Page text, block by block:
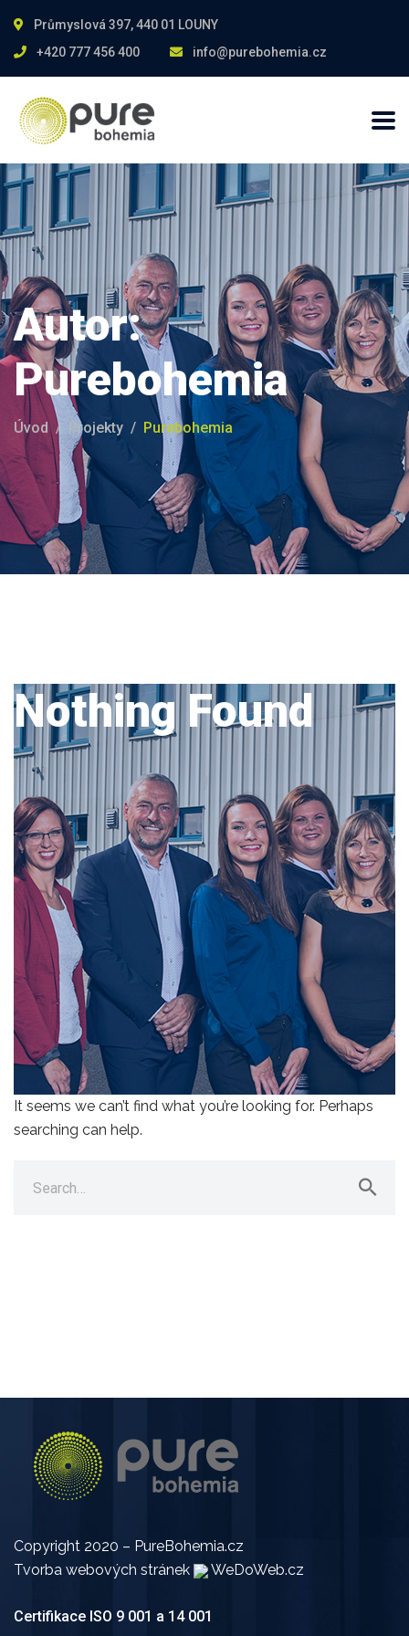
Průmyslová 397, 440 01 LOUNY
+420 777 456 400
info@purebohemia.cz
Autor:
Purebohemia
Úvod Projekty Purebohemia
Nothing Found
It seems we can’t find what you’re looking for. Perhaps
searching can help.
for:
Copyright 2020 – PureBohemia.cz
Tvorba webových stránek
WeDoWeb.cz
Certifikace ISO 9 001 a 14 001